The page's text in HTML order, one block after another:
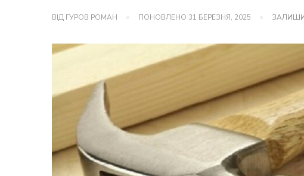
ВІД ГУРОВ РОМАН ПОНОВЛЕНО 31 БЕРЕЗНЯ, 2025